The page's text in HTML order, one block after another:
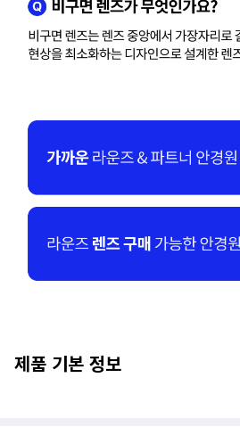
제품 기본 정보